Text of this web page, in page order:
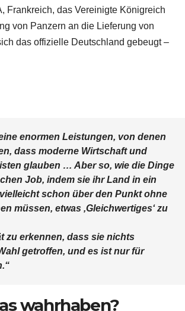
Frankreich, das Vereinigte Königreich
von Panzern an die Lieferung von
das offizielle Deutschland gebeugt –
enormen Leistungen, von denen
dass moderne Wirtschaft und
glauben … Aber so, wie die Dinge
Job, indem sie ihr Land in ein
schon über den Punkt ohne
müssen, etwas ‚Gleichwertiges‘ zu
zu erkennen, dass sie nichts
getroffen, und es ist nur für
wahrhaben?